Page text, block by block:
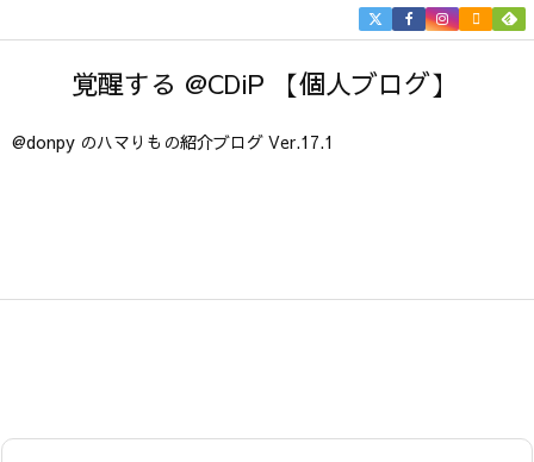
覚醒する @CDiP 【個人ブログ】
@donpy のハマりもの紹介ブログ Ver.17.1

